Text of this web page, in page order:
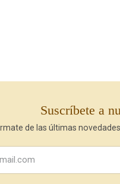
Suscríbete a
de las últimas